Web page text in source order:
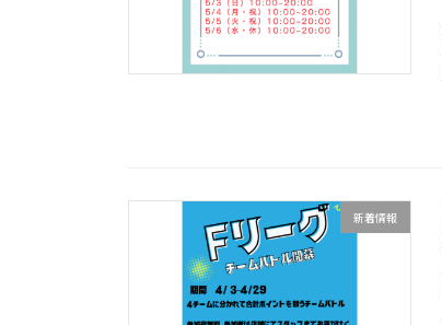
新着情報